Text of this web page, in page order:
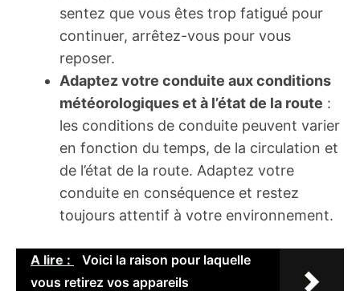
sentez que vous êtes trop fatigué pour
continuer, arrêtez-vous pour vous
reposer.
Adaptez votre conduite aux conditions
météorologiques et à l’état de la route :
les conditions de conduite peuvent varier
en fonction du temps, de la circulation et
de l’état de la route. Adaptez votre
conduite en conséquence et restez
toujours attentif à votre environnement.
A lire :
Voici la raison pour laquelle
vous retirez vos appareils